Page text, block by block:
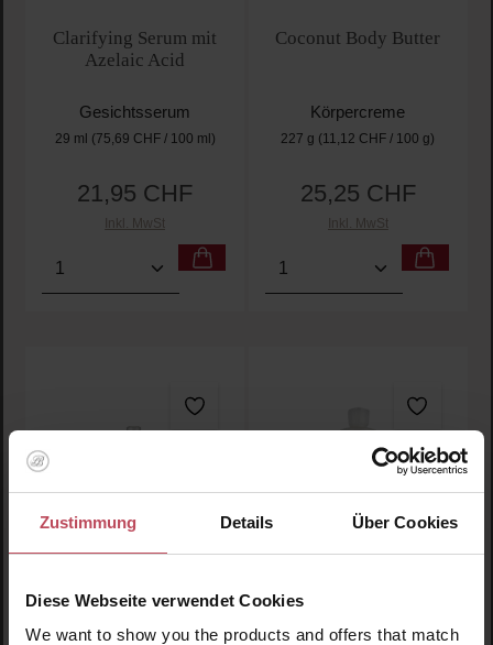
Zustimmung Details Über Cookies
Diese Webseite verwendet Cookies
We want to show you the products and offers that match
Clarifying Serum mit
Azelaic Acid
Gesichtsserum
29 ml (75,69 CHF / 100 ml)
Regulärer Preis:
21,95 CHF
Inkl. MwSt
Produkt Anzahl: Gib den gewünschten Wert ein
Coconut Body Butter
Körpercreme
227 g (11,12 CHF / 100 g)
Regulärer Preis:
25,25 CHF
Inkl. MwSt
Produkt Anzahl: Gib